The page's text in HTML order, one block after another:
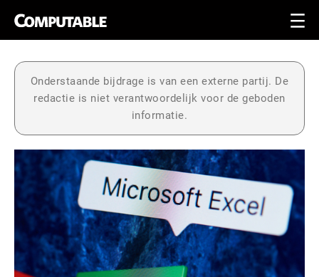
Onderstaande bijdrage is van een externe partij. De
redactie is niet verantwoordelijk voor de geboden
informatie.